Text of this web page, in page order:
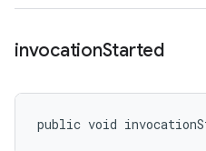
invocationStarted
public void